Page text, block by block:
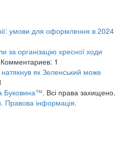
умови для оформлення в 2024
за організацію хресної ходи
1
як Зеленський може
Буковина™. Всі права захищено.
Правова інформація.